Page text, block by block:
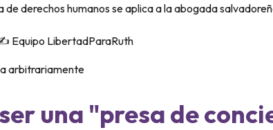
de derechos humanos se aplica a la abogada
Equipo LibertadParaRuth
arbitrariamente
una "presa de